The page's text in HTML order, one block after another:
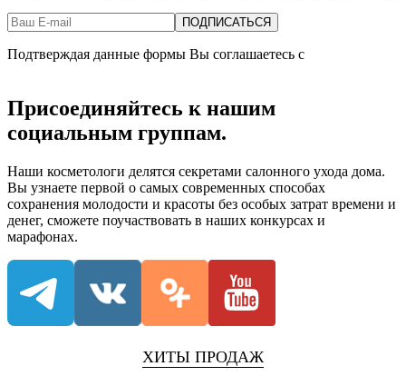
Подтверждая данные формы Вы соглашаетесь с
Присоединяйтесь к нашим
социальным группам.
Наши косметологи делятся секретами салонного ухода дома.
Вы узнаете первой о самых современных способах
сохранения молодости и красоты без особых затрат времени и
денег, сможете поучаствовать в наших конкурсах и
марафонах.
ХИТЫ ПРОДАЖ